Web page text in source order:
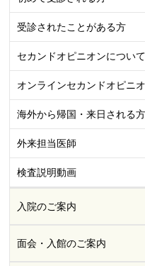
受診されたことがある方
セカンドオピニオンについて
オンラインセカンドオピニ
海外から帰国・来日される方
外来担当医師
検査説明動画
入院のご案内
面会・入館のご案内